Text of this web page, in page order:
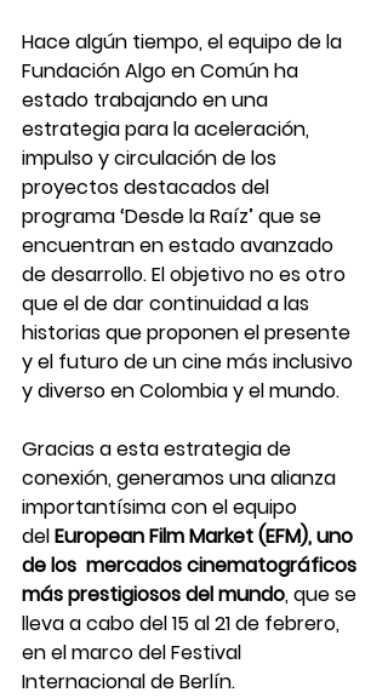
Hace algún tiempo, el equipo de la
Fundación Algo en Común ha
estado trabajando en una
estrategia para la aceleración,
impulso y circulación de los
proyectos destacados del
programa ‘Desde la Raíz’ que se
encuentran en estado avanzado
de desarrollo. El objetivo no es otro
que el de dar continuidad a las
historias que proponen el presente
y el futuro de un cine más inclusivo
y diverso en Colombia y el mundo.
Gracias a esta estrategia de
conexión, generamos una alianza
importantísima con el equipo
del European Film Market (EFM), uno
de los  mercados cinematográficos
más prestigiosos del mundo, que se
lleva a cabo del 15 al 21 de febrero,
en el marco del Festival
Internacional de Berlín.